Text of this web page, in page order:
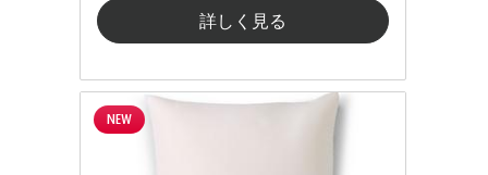
詳しく見る
NEW